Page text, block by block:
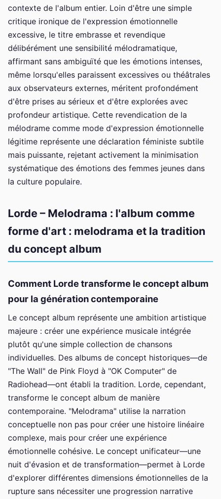
contexte de l'album entier. Loin d'être une simple
critique ironique de l'expression émotionnelle
excessive, le titre embrasse et revendique
délibérément une sensibilité mélodramatique,
affirmant sans ambiguïté que les émotions intenses,
même lorsqu'elles paraissent excessives ou théâtrales
aux observateurs externes, méritent profondément
d'être prises au sérieux et d'être explorées avec
profondeur artistique. Cette revendication de la
mélodrame comme mode d'expression émotionnelle
légitime représente une déclaration féministe subtile
mais puissante, rejetant activement la minimisation
systématique des émotions des femmes jeunes dans
la culture populaire.
Lorde – Melodrama : l'album comme
forme d'art : melodrama et la tradition
du concept album
Comment Lorde transforme le concept album
pour la génération contemporaine
Le concept album représente une ambition artistique
majeure : créer une expérience musicale intégrée
plutôt qu'une simple collection de chansons
individuelles. Des albums de concept historiques—de
"The Wall" de Pink Floyd à "OK Computer" de
Radiohead—ont établi la tradition. Lorde, cependant,
transforme le concept album de manière
contemporaine. "Melodrama" utilise la narration
conceptuelle non pas pour créer une histoire linéaire
complexe, mais pour créer une expérience
émotionnelle cohésive. Le concept unificateur—une
nuit d'évasion et de transformation—permet à Lorde
d'explorer différentes dimensions émotionnelles de la
rupture sans nécessiter une progression narrative